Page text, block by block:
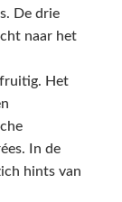
De drie
naar het
Het
In de
hints van